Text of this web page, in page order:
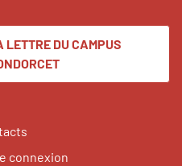
LETTRE DU CAMPUS
connexion